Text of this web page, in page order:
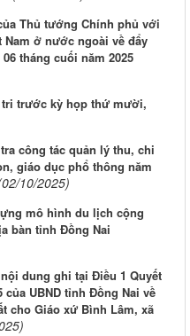
Thủ tướng Chính phủ với
ở nước ngoài về đẩy
tháng cuối năm 2025
trước kỳ họp thứ mười,
công tác quản lý thu, chi
giáo dục phổ thông năm
10/2025)
mô hình du lịch cộng
bàn tỉnh Đồng Nai
dung ghi tại Điều 1 Quyết
của UBND tỉnh Đồng Nai về
cho Giáo xứ Bình Lâm, xã